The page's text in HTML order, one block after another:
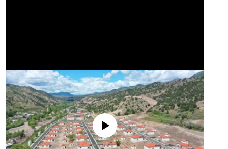
No media source currently available